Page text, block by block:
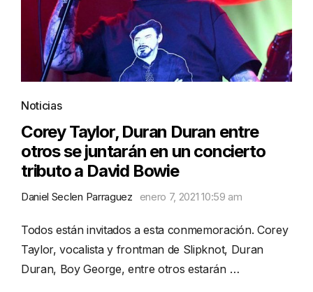
Noticias
Corey Taylor, Duran Duran entre
otros se juntarán en un concierto
tributo a David Bowie
Daniel Seclen Parraguez enero 7, 2021 10:59 am
Todos están invitados a esta conmemoración. Corey
Taylor, vocalista y frontman de Slipknot, Duran
Duran, Boy George, entre otros estarán …